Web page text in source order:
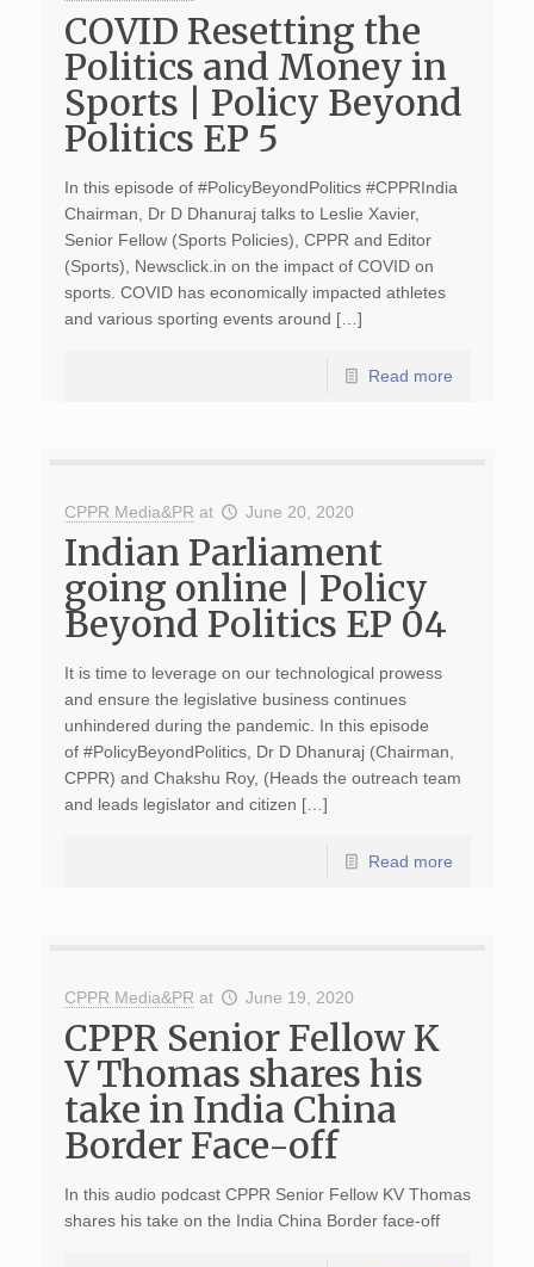
COVID Resetting the
Politics and Money in
Sports | Policy Beyond
Politics EP 5
In this episode of #PolicyBeyondPolitics #CPPRIndia
Chairman, Dr D Dhanuraj talks to Leslie Xavier,
Senior Fellow (Sports Policies), CPPR and Editor
(Sports), Newsclick.in on the impact of COVID on
sports. COVID has economically impacted athletes
and various sporting events around […]
Read more
CPPR Media&PR at June 20, 2020
Indian Parliament
going online | Policy
Beyond Politics EP 04
It is time to leverage on our technological prowess
and ensure the legislative business continues
unhindered during the pandemic. In this episode
of #PolicyBeyondPolitics, Dr D Dhanuraj (Chairman,
CPPR) and Chakshu Roy, (Heads the outreach team
and leads legislator and citizen […]
Read more
CPPR Media&PR at June 19, 2020
CPPR Senior Fellow K
V Thomas shares his
take in India China
Border Face-off
In this audio podcast CPPR Senior Fellow KV Thomas
shares his take on the India China Border face-off